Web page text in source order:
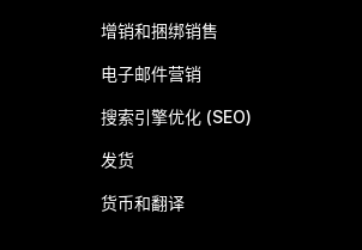
增销和捆绑销售
电子邮件营销
搜索引擎优化 (SEO)
发货
货币和翻译